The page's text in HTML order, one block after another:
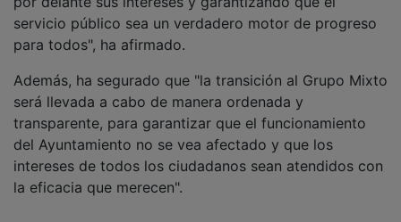
servicio público sea un verdadero motor de progreso
para todos", ha afirmado.
será llevada a cabo de manera ordenada y
transparente, para garantizar que el funcionamiento
del Ayuntamiento no se vea afectado y que los
intereses de todos los ciudadanos sean atendidos con
la eficacia que merecen".